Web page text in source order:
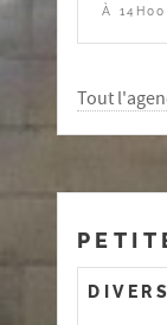
À 14H00
Tout
DIVERS